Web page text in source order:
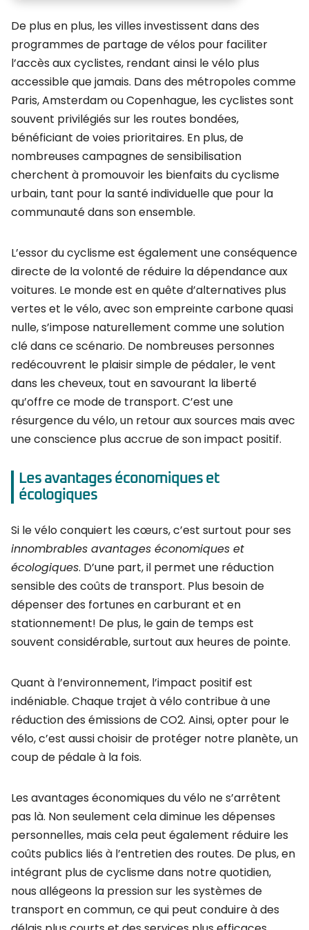
De plus en plus, les villes investissent dans des
programmes de partage de vélos pour faciliter
l’accès aux cyclistes, rendant ainsi le vélo plus
accessible que jamais. Dans des métropoles comme
Paris, Amsterdam ou Copenhague, les cyclistes sont
souvent privilégiés sur les routes bondées,
bénéficiant de voies prioritaires. En plus, de
nombreuses campagnes de sensibilisation
cherchent à promouvoir les bienfaits du cyclisme
urbain, tant pour la santé individuelle que pour la
communauté dans son ensemble.
L’essor du cyclisme est également une conséquence
directe de la volonté de réduire la dépendance aux
voitures. Le monde est en quête d’alternatives plus
vertes et le vélo, avec son empreinte carbone quasi
nulle, s’impose naturellement comme une solution
clé dans ce scénario. De nombreuses personnes
redécouvrent le plaisir simple de pédaler, le vent
dans les cheveux, tout en savourant la liberté
qu’offre ce mode de transport. C’est une
résurgence du vélo, un retour aux sources mais avec
une conscience plus accrue de son impact positif.
Les avantages économiques et
écologiques
Si le vélo conquiert les cœurs, c’est surtout pour ses
innombrables avantages économiques et
écologiques. D’une part, il permet une réduction
sensible des coûts de transport. Plus besoin de
dépenser des fortunes en carburant et en
stationnement! De plus, le gain de temps est
souvent considérable, surtout aux heures de pointe.
Quant à l’environnement, l’impact positif est
indéniable. Chaque trajet à vélo contribue à une
réduction des émissions de CO2. Ainsi, opter pour le
vélo, c’est aussi choisir de protéger notre planète, un
coup de pédale à la fois.
Les avantages économiques du vélo ne s’arrêtent
pas là. Non seulement cela diminue les dépenses
personnelles, mais cela peut également réduire les
coûts publics liés à l’entretien des routes. De plus, en
intégrant plus de cyclisme dans notre quotidien,
nous allégeons la pression sur les systèmes de
transport en commun, ce qui peut conduire à des